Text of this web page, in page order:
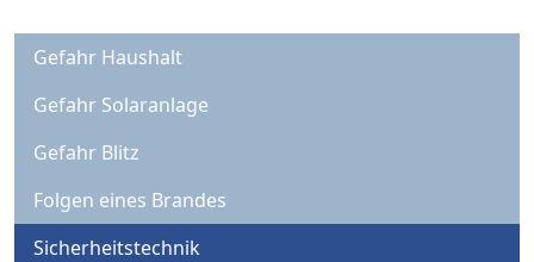
Gefahr Haushalt
Gefahr Solaranlage
Gefahr Blitz
Folgen eines Brandes
Sicherheitstechnik